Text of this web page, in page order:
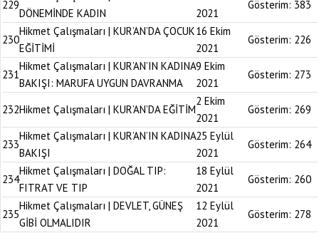
229
DÖNEMİNDE KADIN
2021
Gösterim: 383
230
Hikmet Çalışmaları | KUR’AN’DA ÇOCUK
EĞİTİMİ
16 Ekim
2021
Gösterim: 226
231
Hikmet Çalışmaları | KUR’AN’IN KADINA
BAKIŞI: MARUFA UYGUN DAVRANMA
9 Ekim
2021
Gösterim: 273
232Hikmet Çalışmaları | KUR’AN’DA EĞİTİM
2 Ekim
2021
Gösterim: 269
233
Hikmet Çalışmaları | KUR’AN’IN KADINA
BAKIŞI
25 Eylül
2021
Gösterim: 264
234
Hikmet Çalışmaları | DOĞAL TIP:
FITRAT VE TIP
18 Eylül
2021
Gösterim: 260
235
Hikmet Çalışmaları | DEVLET, GÜNEŞ
GİBİ OLMALIDIR
12 Eylül
2021
Gösterim: 278